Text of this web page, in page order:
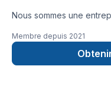
Nous sommes une
spécialisés dans le
construction, ainsi que
réparation et de
Membre depuis 2021